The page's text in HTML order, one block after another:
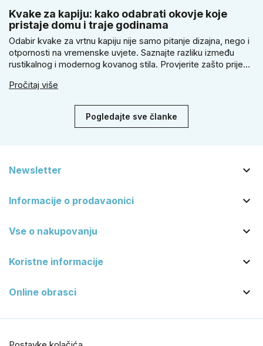
Kvake za kapiju: kako odabrati okovje koje
pristaje domu i traje godinama
Odabir kvake za vrtnu kapiju nije samo pitanje dizajna, nego i
otpornosti na vremenske uvjete. Saznajte razliku između
rustikalnog i modernog kovanog stila. Provjerite zašto prije
se zbog veće sigurnosti isplati odabrati kvaku s kuglom za
Pročitaj više
Pogledajte sve članke
Newsletter 
Informacije o prodavaonici 
Vse o nakupovanju 
Koristne informacije 
Online obrasci 